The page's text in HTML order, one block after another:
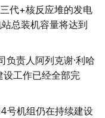
代+核反应堆的发电
总装机容量将达到
责人阿列克谢·利哈
设工作已经全部完
号机组仍在持续建设